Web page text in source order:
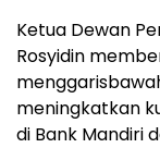
Ketua Dewan
Rosyidin
meningkatkan
di Bank Mandiri